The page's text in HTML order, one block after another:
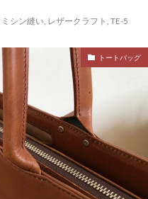
ミシン縫い, レザークラフト , TE-5
トートバッグ